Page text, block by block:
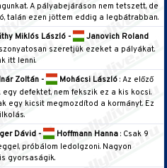
A pályabejáráson nem tetszett, de
talán ezen jöttem eddig a legbátrabban.
Miklós László -
Janovich Roland
szeretjük ezeket a pályákat.
itt lenni.
Zoltán - Mohácsi László: Az előző
defektet, nem fekszik ez a kis kocsi.
egy kicsit megmozdítod a kormányt. Ez
Dávid - Hoffmann Hanna: Csak 9
próbálom ledolgzoni. Nagyon
gyorsaságik.